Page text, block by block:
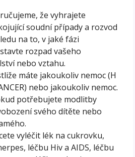
že vyhrajete
soudní případy a rozvod
na to, v jaké fázi
rozpad vašeho
nebo vztahu.
máte jakoukoliv nemoc (H
nebo jakoukoliv nemoc.
potřebujete modlitby
svého dítěte nebo
vyléčit lék na cukrovku,
léčbu Hiv a AIDS, léčbu